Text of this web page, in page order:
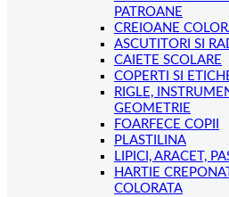
PATROANE
CREIOANE
ASCUTITORI SI
CAIETE SCOLARE
COPERTI SI
RIGLE,
GEOMETRIE
FOARFECE COPII
PLASTILINA
LIPICI, ARACET,
HARTIE
COLORATA